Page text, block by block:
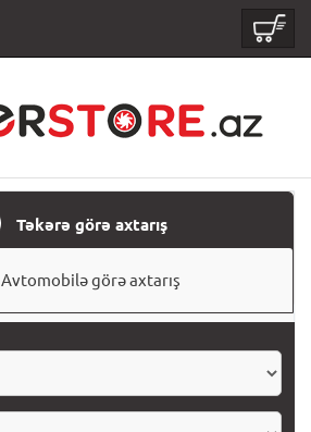
Təkərə görə axtarış
Avtomobilə görə axtarış